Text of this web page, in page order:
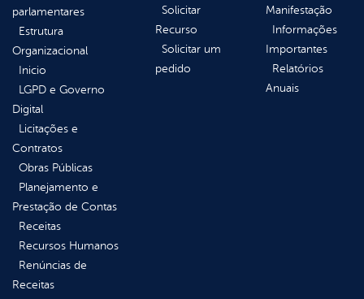
parlamentares
Estrutura
Organizacional
Inicio
LGPD e Governo
Digital
Licitações e
Contratos
Obras Públicas
Planejamento e
Prestação de Contas
Receitas
Recursos Humanos
Renúncias de
Receitas
Solicitar
Recurso
Solicitar um
pedido
Manifestação
Informações
Importantes
Relatórios
Anuais